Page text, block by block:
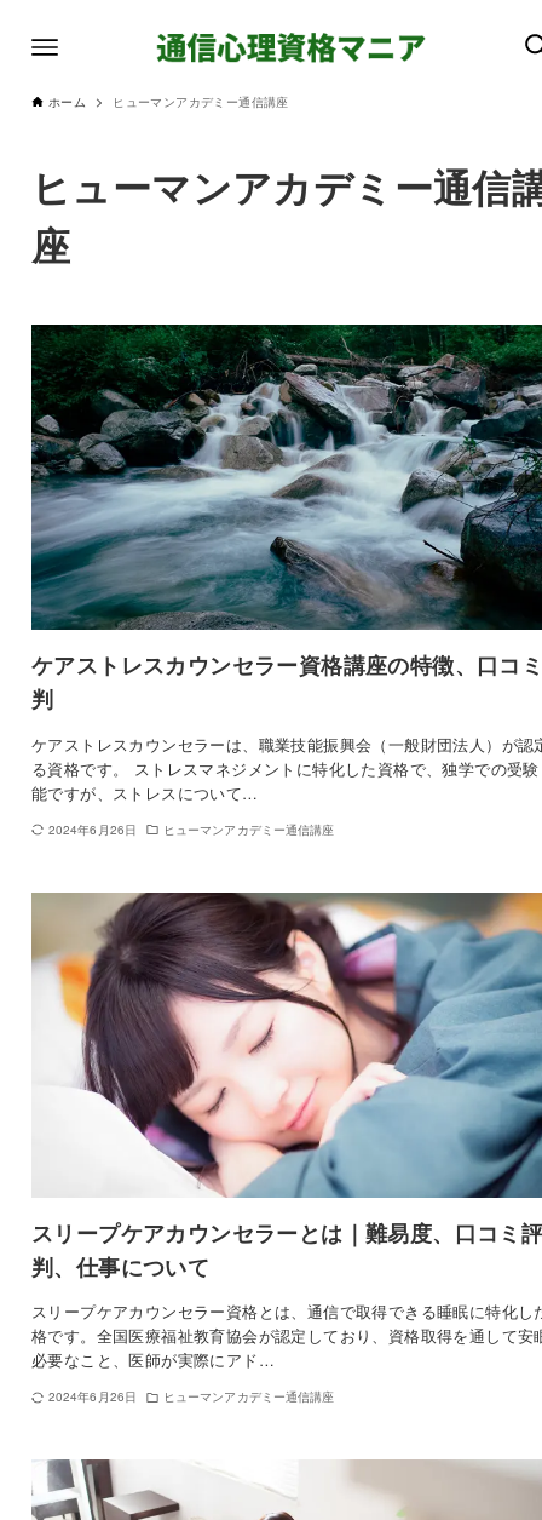
ホーム ヒューマンアカデミー通信講座
ヒューマンアカデミー通信
座
ケアストレスカウンセラー資格講座の特徴、口コ
判
ケアストレスカウンセラーは、職業技能振興会（一般財団法人）が認
る資格です。 ストレスマネジメントに特化した資格で、独学での受
能ですが、ストレスについて…
2024年6月26日 ヒューマンアカデミー通信講座
スリープケアカウンセラーとは｜難易度、口コミ
判、仕事について
スリープケアカウンセラー資格とは、通信で取得できる睡眠に特化し
格です。全国医療福祉教育協会が認定しており、資格取得を通して安
必要なこと、医師が実際にアド…
2024年6月26日 ヒューマンアカデミー通信講座